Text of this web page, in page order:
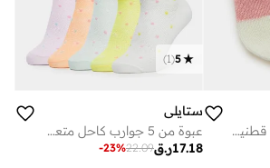
عبوة من 5 قطع جوارب قطنية بطبعة كرز
5
(
1
)
ستايلي
عبوة من 5 جوارب كاحل متعددة الألوان للبنات
ر.ق17.18
22.09
-23%